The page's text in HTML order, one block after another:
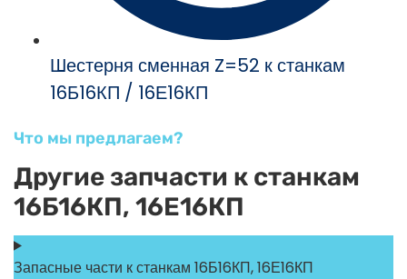
Шестерня сменная Z=52 к станкам
16Б16КП / 16Е16КП
Что мы предлагаем?
Другие запчасти к станкам
16Б16КП, 16Е16КП
Запасные части к станкам 16Б16КП, 16Е16КП